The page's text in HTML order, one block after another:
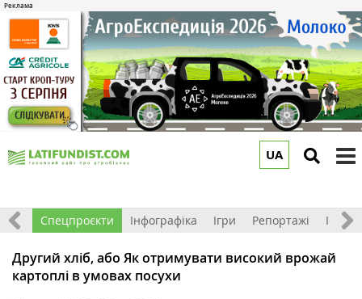
UA
Спецпроєкти Інфографіка Ігри Репортажі
Другий хліб, або Як отримувати високий врожай
картоплі в умовах посухи